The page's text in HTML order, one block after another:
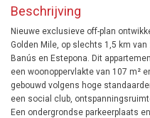
Beschrijving
Nieuwe exclusieve off-plan
Golden Mile, op slechts 1,5 km
Banús en Estepona. Dit
een woonoppervlakte van 107 m²
gebouwd volgens hoge
een social club,
Een ondergrondse parkeerplaats